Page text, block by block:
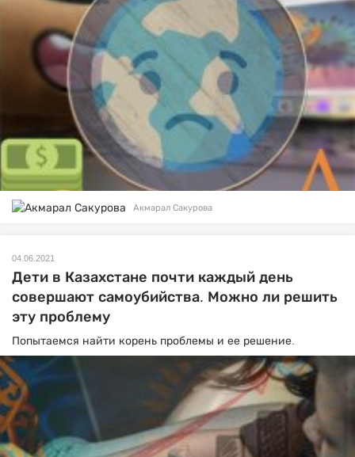
Акмарал Сакурова
04.06.2021
Дети в Казахстане почти каждый день
совершают самоубийства. Можно ли решить
эту проблему
Попытаемся найти корень проблемы и ее решение.